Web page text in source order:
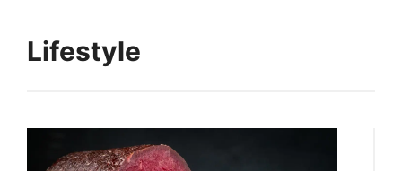
Lifestyle